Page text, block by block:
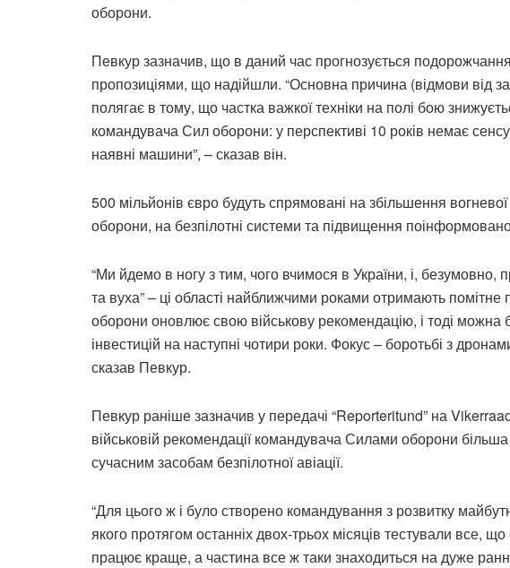
оборони.
Певкур зазначив, що в даний час прогнозується
пропозиціями, що надійшли. “Основна причина (відмови від
полягає в тому, що частка важкої техніки на полі бою
командувача Сил оборони: у перспективі 10 років немає
наявні машини”, – сказав він.
500 мільйонів євро будуть спрямовані на збільшення
оборони, на безпілотні системи та підвищення
“Ми йдемо в ногу з тим, чого вчимося в України, і, безумовно,
та вуха” – ці області найближчими роками отримають
оборони оновлює свою військову рекомендацію, і тоді можна
інвестицій на наступні чотири роки. Фокус – боротьбі з
сказав Певкур.
Певкур раніше зазначив у передачі “Reporteritund” на
військовій рекомендації командувача Силами оборони
сучасним засобам безпілотної авіації.
“Для цього ж і було створено командування з розвитку
якого протягом останніх двох-трьох місяців тестували все, що
працює краще, а частина все ж таки знаходиться на дуже